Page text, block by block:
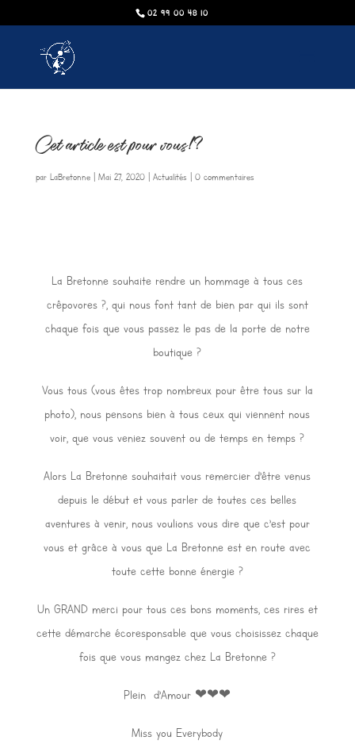
02 99 00 48 10
Cet article est pour vous!?
par LaBretonne| Mai 27, 2020| Actualités 0 commentaires
La Bretonne souhaite rendre un hommage à tous ces
crêpovores ?, qui nous font tant de bien par qui ils sont
chaque fois que vous passez le pas de la porte de notre
boutique ?
Vous tous (vous êtes trop nombreux pour être tous sur la
photo), nous pensons bien à tous ceux qui viennent nous
voir, que vous veniez souvent ou de temps en temps ?
Alors La Bretonne souhaitait vous remercier d’être venus
depuis le début et vous parler de toutes ces belles
aventures à venir, nous voulions vous dire que c’est pour
vous et grâce à vous que La Bretonne est en route avec
toute cette bonne énergie ?
Un GRAND merci pour tous ces bons moments, ces rires et
cette démarche écoresponsable que vous choisissez chaque
fois que vous mangez chez La Bretonne ?
Plein d’Amour ❤❤❤
Miss you Everybody